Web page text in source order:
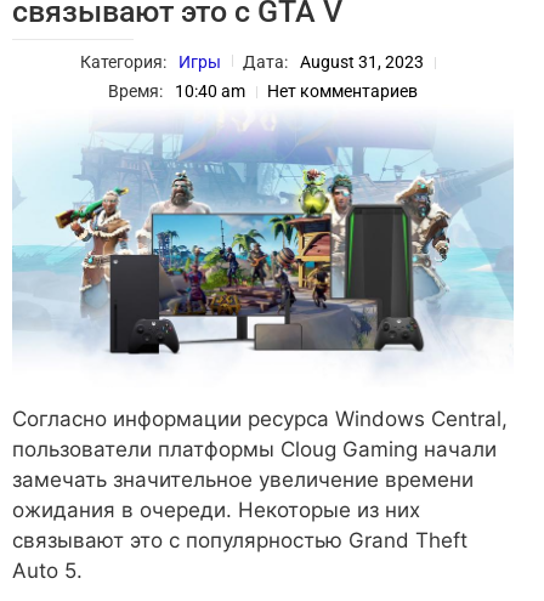
связывают это с GTA V
Категория: Игры Дата:
August 31, 2023
Время:
10:40 am Нет комментариев
Согласно информации ресурса Windows Central,
пользователи платформы Cloug Gaming начали
замечать значительное увеличение времени
ожидания в очереди. Некоторые из них
связывают это с популярностью Grand Theft
Auto 5.